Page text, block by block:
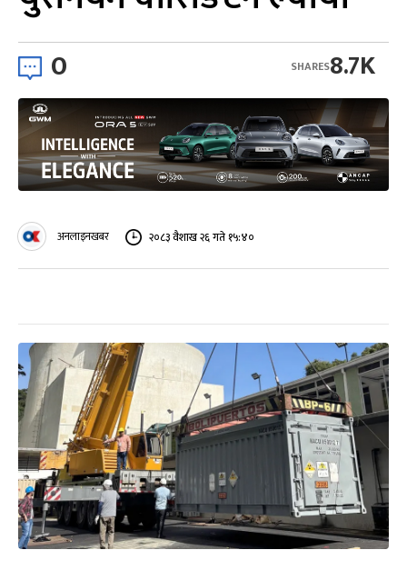
0 8.7K
SHARES
अनलाइनखबर २०८३ वैशाख २६ गते १५:४०